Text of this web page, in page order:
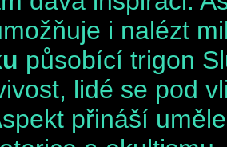
i nalézt
působící trigon
lidé se pod
přináší